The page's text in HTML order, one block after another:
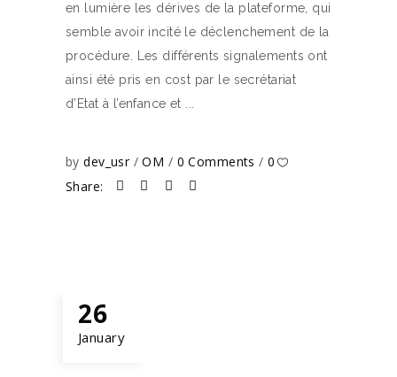
en lumière les dérives de la plateforme, qui
semble avoir incité le déclenchement de la
procédure. Les différents signalements ont
ainsi été pris en cost par le secrétariat
d’Etat à l’enfance et
bydev_usr OM 0 Comments 0
Share:
26
January